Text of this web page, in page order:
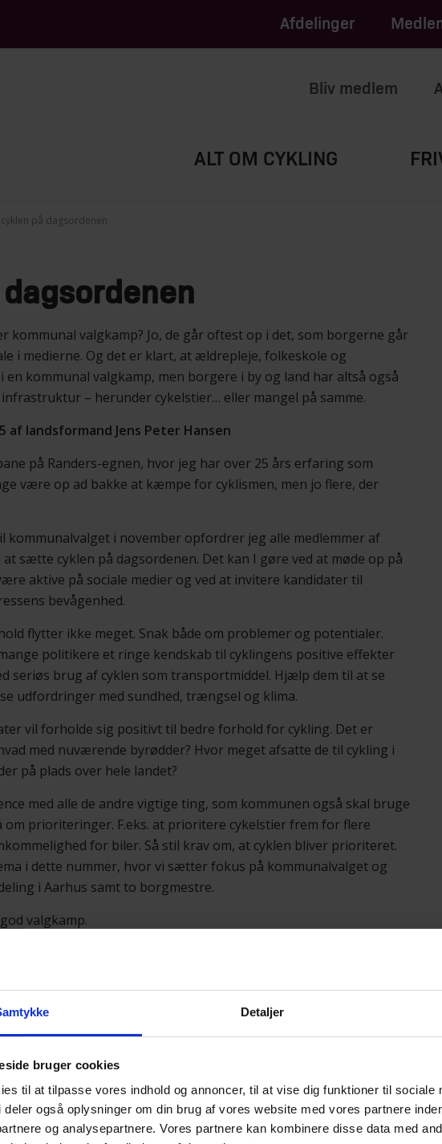
Detaljer
bruger cookies
til at tilpasse vores indhold og annoncer, til at vise dig funktioner til sociale
også oplysninger om din brug af vores website med vores partnere
og analysepartnere. Vores partnere kan kombinere disse data med
Afdelinger
Bliv medlem
ALT OM CYKLING
på dagsordenen
kommunal valgkamp? Jo, de går oftest op i det, som borgerne går
i medierne. Og det er klart, at ældrepleje, folkeskole og
kommunal valgkamp, men borgere i by og land har altså også
– herunder cykelstier… eller mangel på samme.
af landsformand Jens Peter Hansen
på Randers-egnen, hvor jeg har over 25 års erfaring som
være op ad bakke at kæmpe for cyklismen, men jo flere, der
kommunalvalget i november opfordrer jeg alle medlemmer af
sætte cyklen på dagsordenen. Det kan I gøre ved at møde op på
aktive på sociale medier og ved at invitere kandidater til
bevågenhed.
flytter ikke meget. Snak både om problemer og potentialer.
politikere et ringe kendskab til cyklingens positive effekter
seriøs brug af cyklen som transportmiddel. Hjælp dem til at se
udfordringer med sundhed, trængsel og klima.
vil forholde sig positivt til bedre forhold for cykling. Det er
med nuværende byrødder? Hvor meget afsatte de til cykling i
på plads over hele landet?
med alle de andre vigtige ting, som kommunen også skal bruge
om prioriteringer. F.eks. at prioritere cykelstier frem for flere
for biler. Så stil krav om, at cyklen bliver prioriteret.
i dette nummer, hvor vi sætter fokus på kommunalvalget og
i Aarhus samt to borgmestre.
valgkamp.